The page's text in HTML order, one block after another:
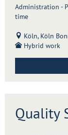
Administration -
time
Köln, Köln
Hybrid work
Quality